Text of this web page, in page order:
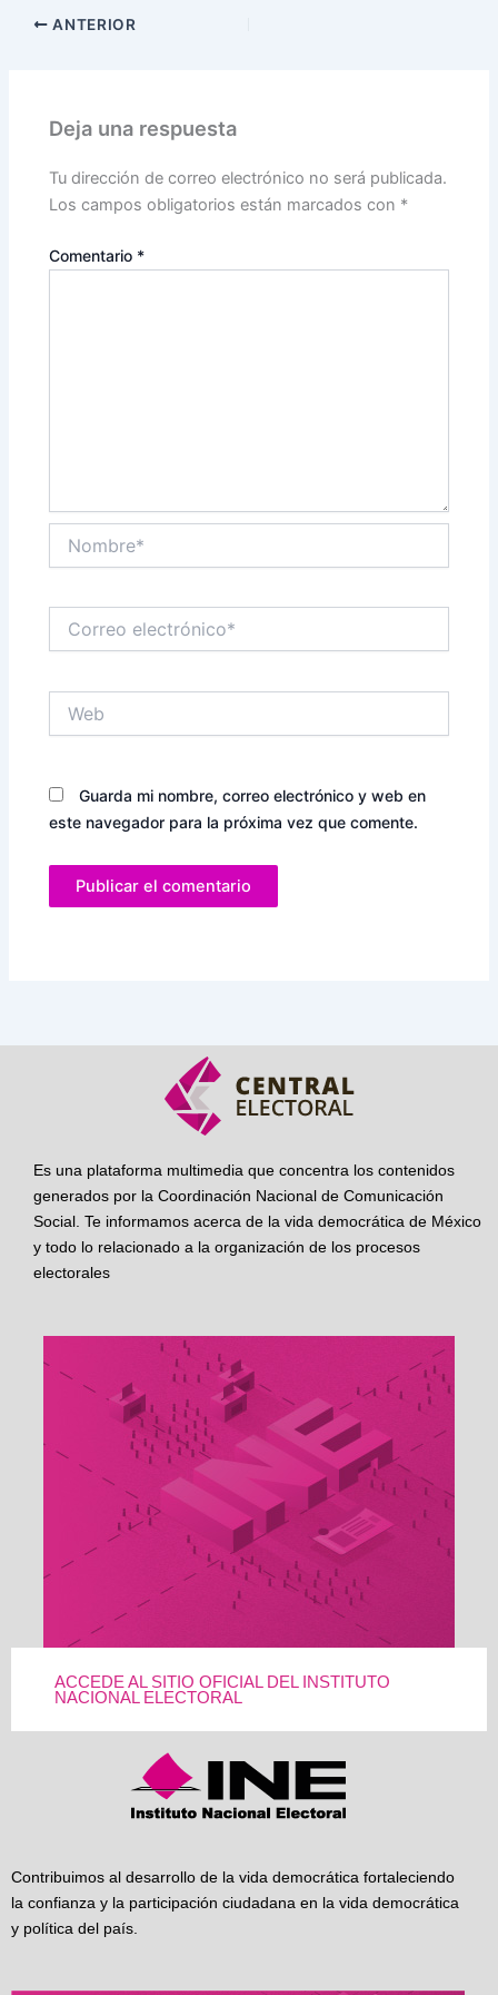
ANTERIOR
Deja una respuesta
Tu dirección de correo electrónico no será publicada.
Los campos obligatorios están marcados con *
Comentario *
electrónico*
Guarda mi nombre, correo electrónico y web en
este navegador para la próxima vez que comente.
Es una plataforma multimedia que concentra los contenidos
generados por la Coordinación Nacional de Comunicación
Social. Te informamos acerca de la vida democrática de México
y todo lo relacionado a la organización de los procesos
electorales
ACCEDE AL SITIO OFICIAL DEL INSTITUTO
NACIONAL ELECTORAL
Contribuimos al desarrollo de la vida democrática fortaleciendo
la confianza y la participación ciudadana en la vida democrática
y política del país.